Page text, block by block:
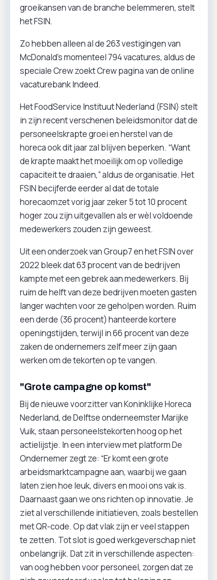
groeikansen van de branche belemmeren, stelt
het FSIN.
Zo hebben alleen al de 263 vestigingen van
McDonald’s momenteel 794 vacatures, aldus de
speciale Crew zoekt Crew pagina van de online
vacaturebank Indeed.
Het FoodService Instituut Nederland (FSIN) stelt
in zijn recent verschenen beleidsmonitor dat de
personeelskrapte groei en herstel van de
horeca ook dit jaar zal blijven beperken. “Want
de krapte maakt het moeilijk om op volledige
capaciteit te draaien,” aldus de organisatie. Het
FSIN becijferde eerder al dat de totale
horecaomzet vorig jaar zeker 5 tot 10 procent
hoger zou zijn uitgevallen als er wèl voldoende
medewerkers zouden zijn geweest.
Uit een onderzoek van Group7 en het FSIN over
2022 bleek dat 63 procent van de bedrijven
kampte met een gebrek aan medewerkers. Bij
ruim de helft van deze bedrijven moeten gasten
langer wachten voor ze geholpen worden. Ruim
een derde (36 procent) hanteerde kortere
openingstijden, terwijl in 66 procent van deze
zaken de ondernemers zelf meer zijn gaan
werken om de tekorten op te vangen.
"Grote campagne op komst"
Bij de nieuwe voorzitter van Koninklijke Horeca
Nederland, de Delftse onderneemster Marijke
Vuik, staan personeelstekorten hoog op het
actielijstje. In een interview met platform De
Ondernemer zegt ze: “Er komt een grote
arbeidsmarktcampagne aan, waarbij we gaan
laten zien hoe leuk, divers en mooi ons vak is.
Daarnaast gaan we ons richten op innovatie. Je
ziet al verschillende initiatieven, zoals bestellen
met QR-code. Op dat vlak zijn er veel stappen
te zetten. Tot slot is goed werkgeverschap niet
onbelangrijk. Dat zit in verschillende aspecten:
van oog hebben voor personeel, zorgen dat ze